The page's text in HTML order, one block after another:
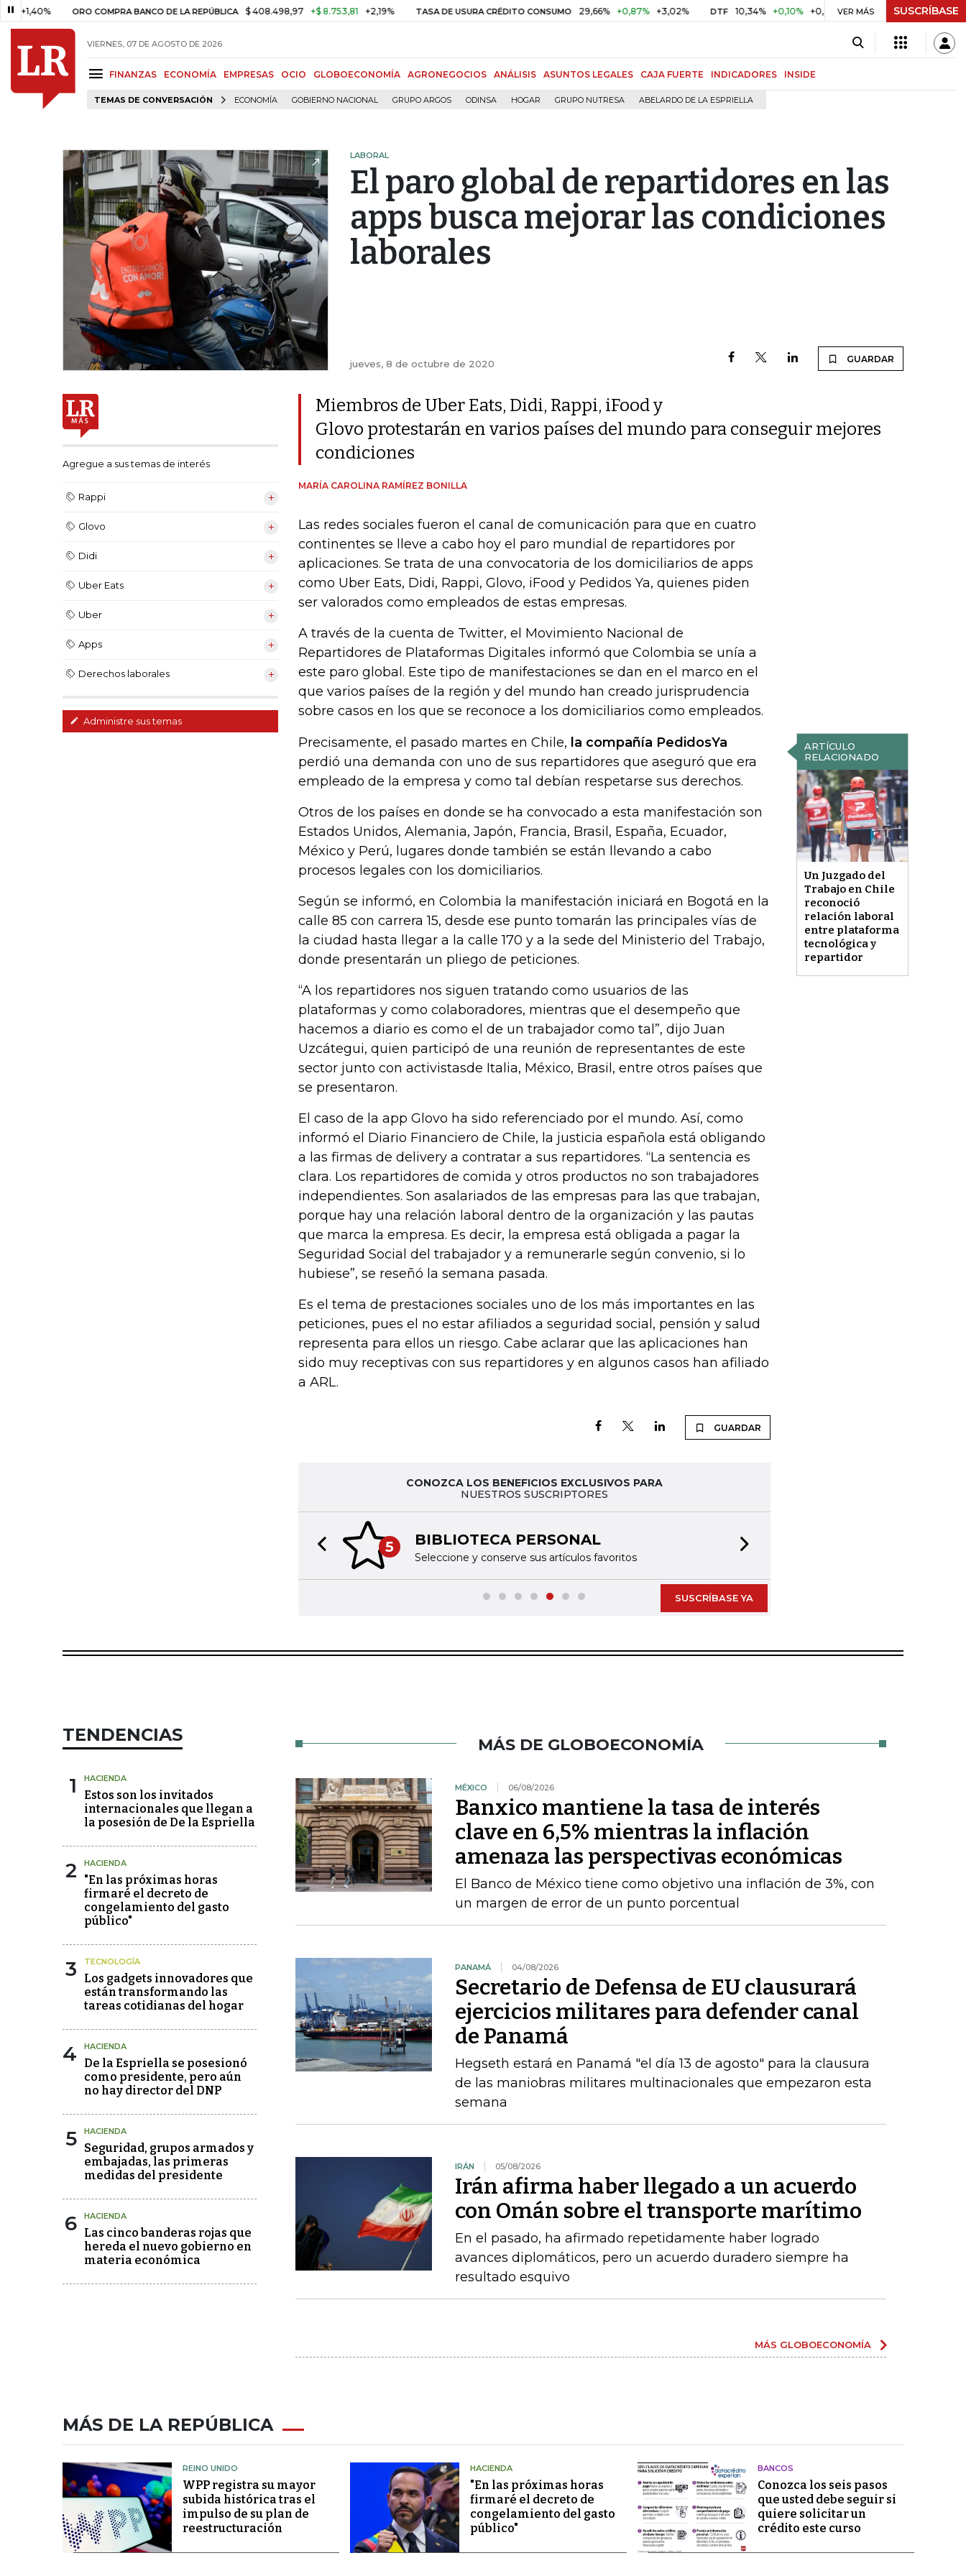
ORO COMPRA BANCO DE LA REPÚBLICA $ 408.498,97 +$ 8.753,81 +2,19% TASA DE USURA CRÉDITO CONSUMO 29,66% +0,87% +3,02% DTF 10,34% +0,10% +0,98% UVR $ 416,91 +$ 0,05 +0,01%
VER MÁS SUSCRÍBASE
VIERNES, 07 DE AGOSTO DE 2026
FINANZAS ECONOMÍA EMPRESAS OCIO GLOBOECONOMÍA AGRONEGOCIOS ANÁLISIS ASUNTOS LEGALES CAJA FUERTE INDICADORES INSIDE
TEMAS DE CONVERSACIÓN ECONOMÍA GOBIERNO NACIONAL GRUPO ARGOS ODINSA HOGAR GRUPO NUTRESA ABELARDO DE LA ESPRIELLA
LABORAL
El paro global de repartidores en las
apps busca mejorar las condiciones
laborales
jueves, 8 de octubre de 2020 GUARDAR
Agregue a sus temas de interés
Rappi
Glovo
Didi
Uber Eats
Uber
Apps
Derechos laborales
Administre sus temas
Miembros de Uber Eats, Didi, Rappi, iFood y
Glovo protestarán en varios países del mundo para conseguir mejores
condiciones
MARÍA CAROLINA RAMÍREZ BONILLA
Las redes sociales fueron el canal de comunicación para que en cuatro
continentes se lleve a cabo hoy el paro mundial de repartidores por
aplicaciones. Se trata de una convocatoria de los domiciliarios de apps
como Uber Eats, Didi, Rappi, Glovo, iFood y Pedidos Ya, quienes piden
ser valorados como empleados de estas empresas.
A través de la cuenta de Twitter, el Movimiento Nacional de
Repartidores de Plataformas Digitales informó que Colombia se unía a
este paro global. Este tipo de manifestaciones se dan en el marco en el
que varios países de la región y del mundo han creado jurisprudencia
sobre casos en los que se reconoce a los domiciliarios como empleados.
ARTÍCULO
RELACIONADO
Un Juzgado del
Trabajo en Chile
reconoció
relación laboral
entre plataforma
tecnológica y
repartidor
Precisamente, el pasado martes en Chile, la compañía PedidosYa
perdió una demanda con uno de sus repartidores que aseguró que era
empleado de la empresa y como tal debían respetarse sus derechos.
Otros de los países en donde se ha convocado a esta manifestación son
Estados Unidos, Alemania, Japón, Francia, Brasil, España, Ecuador,
México y Perú, lugares donde también se están llevando a cabo
procesos legales con los domiciliarios.
Según se informó, en Colombia la manifestación iniciará en Bogotá en la
calle 85 con carrera 15, desde ese punto tomarán las principales vías de
la ciudad hasta llegar a la calle 170 y a la sede del Ministerio del Trabajo,
donde presentarán un pliego de peticiones.
“A los repartidores nos siguen tratando como usuarios de las
plataformas y como colaboradores, mientras que el desempeño que
hacemos a diario es como el de un trabajador como tal”, dijo Juan
Uzcátegui, quien participó de una reunión de representantes de este
sector junto con activistasde Italia, México, Brasil, entre otros países que
se presentaron.
El caso de la app Glovo ha sido referenciado por el mundo. Así, como
informó el Diario Financiero de Chile, la justicia española está obligando
a las firmas de delivery a contratar a sus repartidores. “La sentencia es
clara. Los repartidores de comida y otros productos no son trabajadores
independientes. Son asalariados de las empresas para las que trabajan,
porque hay una relación laboral dentro de la organización y las pautas
que marca la empresa. Es decir, la empresa está obligada a pagar la
Seguridad Social del trabajador y a remunerarle según convenio, si lo
hubiese”, se reseñó la semana pasada.
Es el tema de prestaciones sociales uno de los más importantes en las
peticiones, pues el no estar afiliados a seguridad social, pensión y salud
representa para ellos un riesgo. Cabe aclarar que las aplicaciones han
sido muy receptivas con sus repartidores y en algunos casos han afiliado
a ARL.
GUARDAR
CONOZCA LOS BENEFICIOS EXCLUSIVOS PARA
NUESTROS SUSCRIPTORES
5 BIBLIOTECA PERSONAL
Seleccione y conserve sus artículos favoritos
Previous slide
SUSCRÍBASE YA
TENDENCIAS
1 HACIENDA
Estos son los invitados
internacionales que llegan a
la posesión de De la Espriella
2 HACIENDA
"En las próximas horas
firmaré el decreto de
congelamiento del gasto
público"
3 TECNOLOGÍA
Los gadgets innovadores que
están transformando las
tareas cotidianas del hogar
4 HACIENDA
De la Espriella se posesionó
como presidente, pero aún
no hay director del DNP
5 HACIENDA
Seguridad, grupos armados y
embajadas, las primeras
medidas del presidente
6 HACIENDA
Las cinco banderas rojas que
hereda el nuevo gobierno en
materia económica
MÁS DE GLOBOECONOMÍA
MÉXICO 06/08/2026
Banxico mantiene la tasa de interés
clave en 6,5% mientras la inflación
amenaza las perspectivas económicas
El Banco de México tiene como objetivo una inflación de 3%, con
un margen de error de un punto porcentual
PANAMÁ 04/08/2026
Secretario de Defensa de EU clausurará
ejercicios militares para defender canal
de Panamá
Hegseth estará en Panamá "el día 13 de agosto" para la clausura
de las maniobras militares multinacionales que empezaron esta
semana
IRÁN 05/08/2026
Irán afirma haber llegado a un acuerdo
con Omán sobre el transporte marítimo
En el pasado, ha afirmado repetidamente haber logrado
avances diplomáticos, pero un acuerdo duradero siempre ha
resultado esquivo
MÁS GLOBOECONOMÍA
MÁS DE LA REPÚBLICA
REINO UNIDO
WPP registra su mayor
subida histórica tras el
impulso de su plan de
reestructuración
HACIENDA
"En las próximas horas
firmaré el decreto de
congelamiento del gasto
público"
BANCOS
Conozca los seis pasos
que usted debe seguir si
quiere solicitar un
crédito este curso